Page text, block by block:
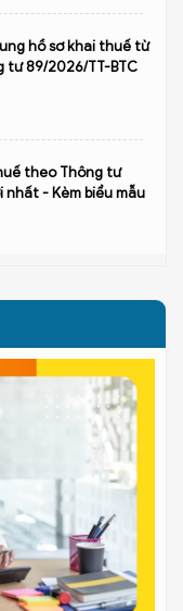
hồ sơ khai thuế từ
tư 89/2026/TT-BTC
theo Thông tư
nhất - Kèm biểu mẫu